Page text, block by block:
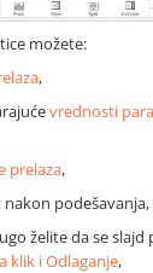
možete:
,
vrednosti
prelaza,
nakon podešavanja,
želite da se slajd
klik i Odlaganje,